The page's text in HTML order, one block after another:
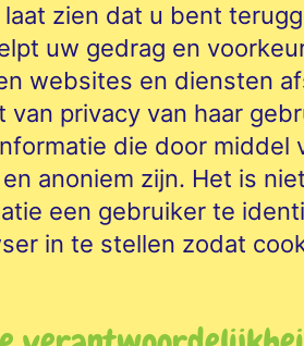
zien dat u bent
uw gedrag en
websites en diensten
van privacy van haar
die door middel
anoniem zijn. Het is
een gebruiker te
in te stellen zodat